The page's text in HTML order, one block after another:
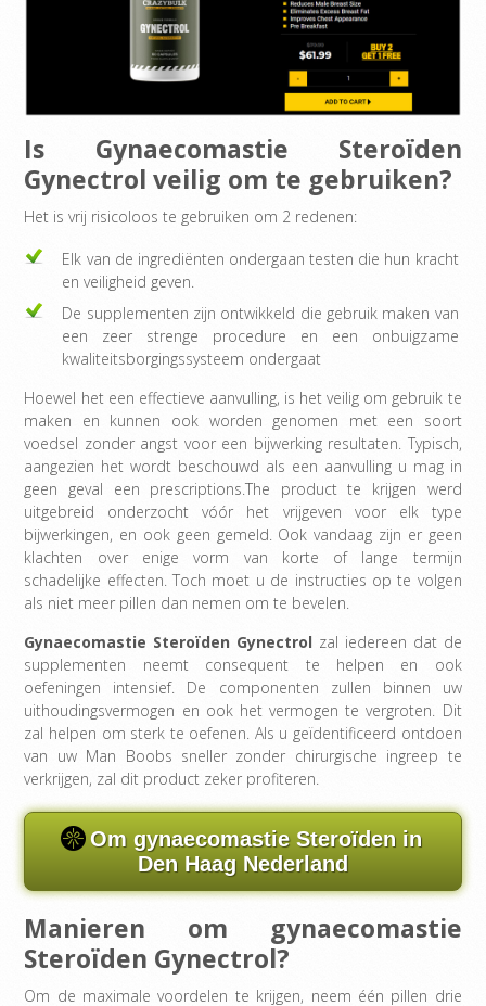
Is Gynaecomastie Steroïden
Gynectrol veilig om te gebruiken?
Het is vrij risicoloos te gebruiken om 2 redenen:
Elk van de ingrediënten ondergaan testen die hun kracht
en veiligheid geven.
De supplementen zijn ontwikkeld die gebruik maken van
een zeer strenge procedure en een onbuigzame
kwaliteitsborgingssysteem ondergaat
Hoewel het een effectieve aanvulling, is het veilig om gebruik te
maken en kunnen ook worden genomen met een soort
voedsel zonder angst voor een bijwerking resultaten. Typisch,
aangezien het wordt beschouwd als een aanvulling u mag in
geen geval een prescriptions.The product te krijgen werd
uitgebreid onderzocht vóór het vrijgeven voor elk type
bijwerkingen, en ook geen gemeld. Ook vandaag zijn er geen
klachten over enige vorm van korte of lange termijn
schadelijke effecten. Toch moet u de instructies op te volgen
als niet meer pillen dan nemen om te bevelen.
Gynaecomastie Steroïden Gynectrol zal iedereen dat de
supplementen neemt consequent te helpen en ook
oefeningen intensief. De componenten zullen binnen uw
uithoudingsvermogen en ook het vermogen te vergroten. Dit
zal helpen om sterk te oefenen. Als u geïdentificeerd ontdoen
van uw Man Boobs sneller zonder chirurgische ingreep te
verkrijgen, zal dit product zeker profiteren.
Om gynaecomastie Steroïden in
Den Haag Nederland
Manieren om gynaecomastie
Steroïden Gynectrol?
Om de maximale voordelen te krijgen, neem één pillen drie